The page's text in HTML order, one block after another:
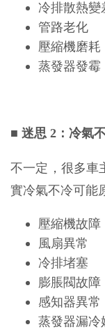
冷排散熱變
管路老化
壓縮機磨耗
蒸發器發霉
■ 迷思 2：冷氣
不一定，很多車
實冷氣不冷可能
壓縮機故障
風扇異常
冷排堵塞
膨脹閥故障
感知器異常
蒸發器漏冷